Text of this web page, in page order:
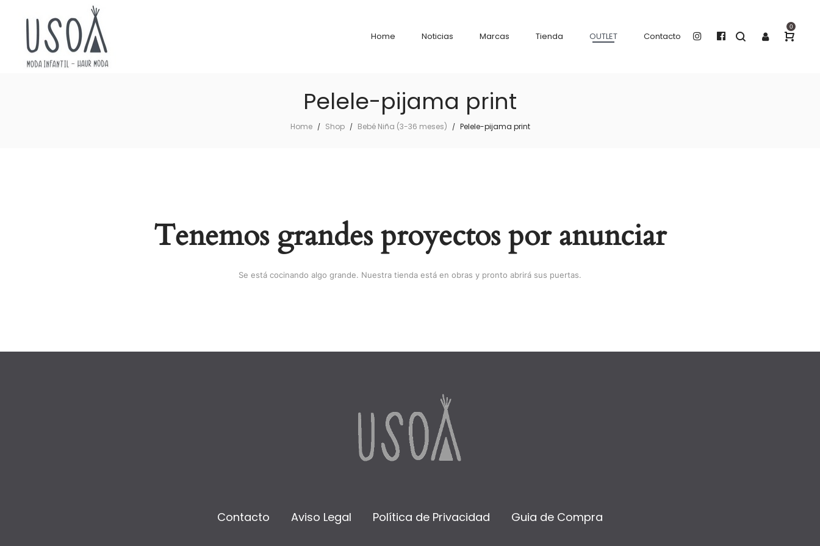
0
Home Noticias Marcas Tienda OUTLET Contacto
Pelele-pijama print
Home / Shop / Bebé Niña (3-36 meses) / Pelele-pijama print
Tenemos grandes proyectos por anunciar
Se está cocinando algo grande. Nuestra tienda está en obras y pronto abrirá sus puertas.
Contacto Aviso Legal Política de Privacidad Guia de Compra